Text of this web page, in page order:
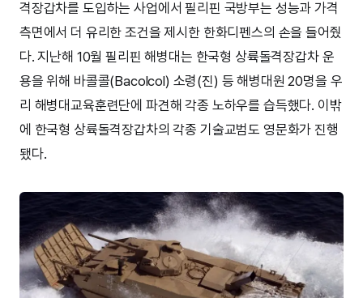
격장갑차를 도입하는 사업에서 필리핀 국방부는 성능과 가격
측면에서 더 유리한 조건을 제시한 한화디펜스의 손을 들어줬
다. 지난해 10월 필리핀 해병대는 한국형 상륙돌격장갑차 운
용을 위해 바콜콜(Bacolcol) 소령(진) 등 해병대원 20명을 우
리 해병대교육훈련단에 파견해 각종 노하우를 습득했다. 이밖
에 한국형 상륙돌격장갑차의 각종 기술교범도 영문화가 진행
됐다.